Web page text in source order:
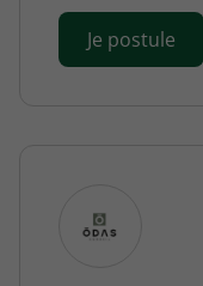
Je postule